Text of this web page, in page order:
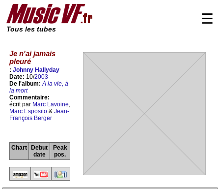
Tous les tubes
☰
Je n'ai jamais
pleuré
: Johnny Hallyday
Date: 10/2003
De l'album:À la vie, à
la mort
Commentaire:
écrit par Marc Lavoine,
Marc Esposito & Jean-
François Berger
Chart
Debut
date
Peak
pos.